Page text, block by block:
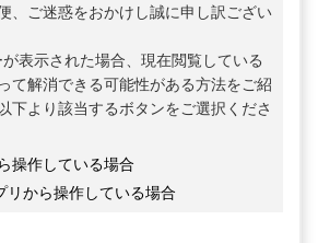
、ご迷惑をおかけし誠に申し訳ござい
表示された場合、現在閲覧している
て解消できる可能性がある方法をご紹
下より該当するボタンをご選択くださ
操作している場合
リから操作している場合